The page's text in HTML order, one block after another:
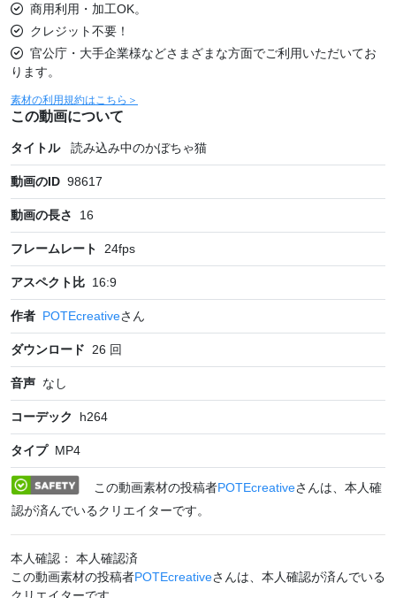
商用利用・加工OK。
クレジット不要！
官公庁・大手企業様などさまざまな方面でご利用いただいてお
ります。
素材の利用規約はこちら＞
この動画について
タイトル 読み込み中のかぼちゃ猫
動画のID 98617
動画の長さ 16
フレームレート 24fps
アスペクト比 16:9
作者 POTEcreativeさん
ダウンロード 26 回
音声 なし
コーデック h264
タイプ MP4
この動画素材の投稿者POTEcreativeさんは、本人確
認が済んでいるクリエイターです。
本人確認： 本人確認済
この動画素材の投稿者POTEcreativeさんは、本人確認が済んでいる
クリエイターです。